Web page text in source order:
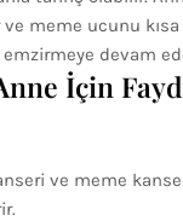
meme ucunu kısa
devam
İçin
ve meme